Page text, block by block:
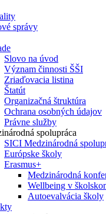
správy
Slovo na úvod
Význam činnosti ŠŠI
Zriaďovacia listina
Štatút
Organizačná štruktúra
Ochrana osobných údajov
Právne služby
spolupráca
SICI Medzinárodná
Európske školy
Erasmus+
Medzinárodná
Wellbeing v
Autoevalvácia školy